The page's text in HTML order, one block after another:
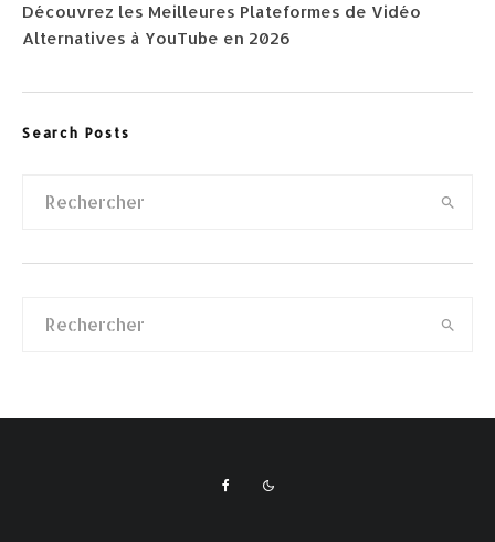
Découvrez les Meilleures Plateformes de Vidéo
Alternatives à YouTube en 2026
Search Posts